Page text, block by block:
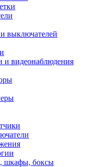
выключателей
и видеонаблюдения
шкафы, боксы